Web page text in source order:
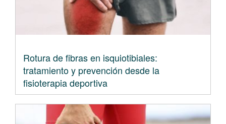
Rotura de fibras en isquiotibiales:
tratamiento y prevención desde la
fisioterapia deportiva